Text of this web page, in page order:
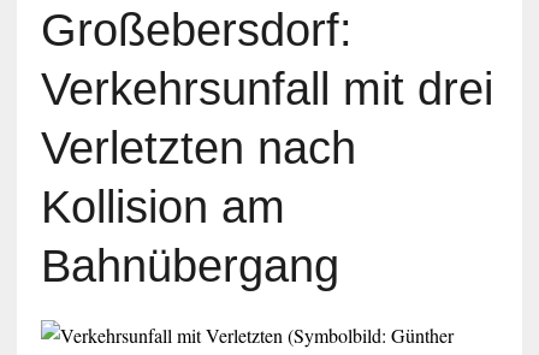
Großebersdorf:
Verkehrsunfall mit drei
Verletzten nach
Kollision am
Bahnübergang